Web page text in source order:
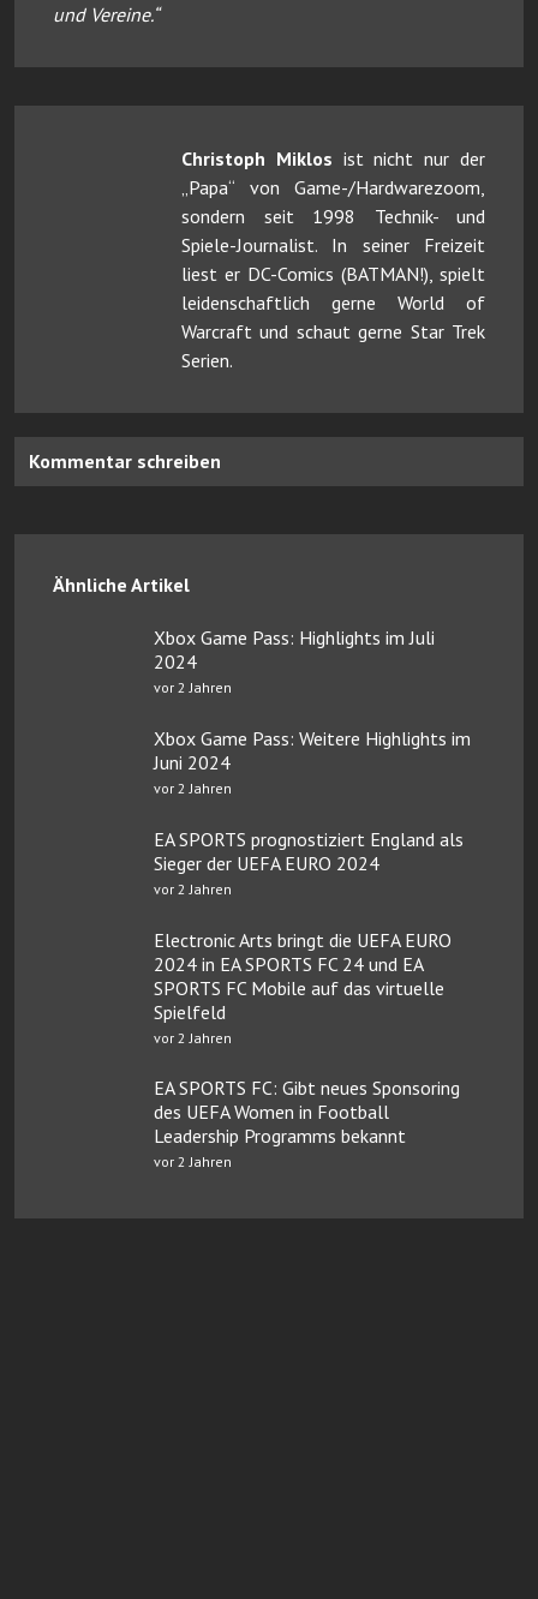
und Vereine.“
Christoph Miklos ist nicht nur der
„Papa“ von Game-/Hardwarezoom,
sondern seit 1998 Technik- und
Spiele-Journalist. In seiner Freizeit
liest er DC-Comics (BATMAN!), spielt
leidenschaftlich gerne World of
Warcraft und schaut gerne Star Trek
Serien.
Kommentar schreiben
Ähnliche Artikel
Xbox Game Pass: Highlights im Juli
2024
vor 2 Jahren
Xbox Game Pass: Weitere Highlights im
Juni 2024
vor 2 Jahren
EA SPORTS prognostiziert England als
Sieger der UEFA EURO 2024
vor 2 Jahren
Electronic Arts bringt die UEFA EURO
2024 in EA SPORTS FC 24 und EA
SPORTS FC Mobile auf das virtuelle
Spielfeld
vor 2 Jahren
EA SPORTS FC: Gibt neues Sponsoring
des UEFA Women in Football
Leadership Programms bekannt
vor 2 Jahren